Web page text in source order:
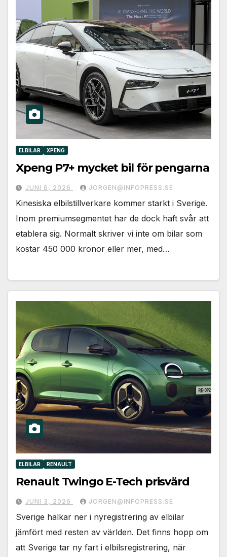
ELBILAR XPENG
Xpeng P7+ mycket bil för pengarna
JUNI 6, 2026 JORGEN@INFOPRESS.SE
Kinesiska elbilstillverkare kommer starkt i Sverige.
Inom premiumsegmentet har de dock haft svår att
etablera sig. Normalt skriver vi inte om bilar som
kostar 450 000 kronor eller mer, med…
ELBILAR RENAULT
Renault Twingo E-Tech prisvärd
JUNI 3, 2026 JORGEN@INFOPRESS.SE
Sverige halkar ner i nyregistrering av elbilar
jämfört med resten av världen. Det finns hopp om
att Sverige tar ny fart i elbilsregistrering, när